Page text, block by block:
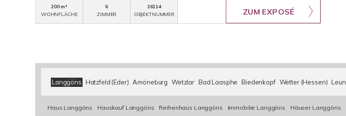
200 m²
WOHNFLÄCHE
6
ZIMMER
26114
OBJEKTNUMMER
ZUM EXPOSÉ
Langgöns Hatzfeld (Eder) Amöneburg Wetzlar Bad Laasphe Biedenkopf Wetter (Hessen) Leun
Haus Langgöns Hauskauf Langgöns Reihenhaus Langgöns Immobilie Langgöns Häuser Langgöns